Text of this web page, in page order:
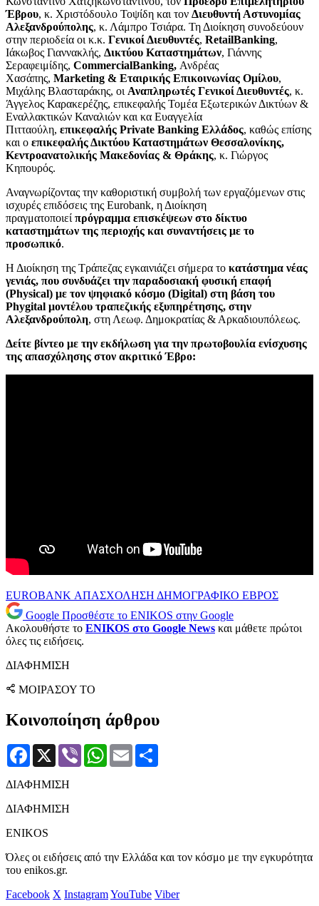
Έβρου, κ. Χριστόδουλο Τοψίδη και τον Διευθυντή Αστυνομίας
Αλεξανδρούπολης, κ. Λάμπρο Τσιάρα. Τη Διοίκηση συνοδεύουν
στην περιοδεία οι κ.κ. Γενικοί Διευθυντές, RetailBanking,
Ιάκωβος Γιαννακλής, Δικτύου Καταστημάτων, Γιάννης
Σεραφειμίδης, CommercialBanking, Ανδρέας
Χασάπης, Marketing & Εταιρικής Επικοινωνίας Ομίλου,
Μιχάλης Βλασταράκης, οι Αναπληρωτές Γενικοί Διευθυντές, κ.
Άγγελος Καρακερέζης, επικεφαλής Τομέα Εξωτερικών Δικτύων &
Εναλλακτικών Καναλιών και κα Ευαγγελία
Πιτταούλη, επικεφαλής Private Banking Ελλάδος, καθώς επίσης
και ο επικεφαλής Δικτύου Καταστημάτων Θεσσαλονίκης,
Κεντροανατολικής Μακεδονίας & Θράκης, κ. Γιώργος
Κηπουρός.
Αναγνωρίζοντας την καθοριστική συμβολή των εργαζόμενων στις
ισχυρές επιδόσεις της Eurobank, η Διοίκηση
πραγματοποιεί πρόγραμμα επισκέψεων στο δίκτυο
καταστημάτων της περιοχής και συναντήσεις με το
προσωπικό.
Η Διοίκηση της Τράπεζας εγκαινιάζει σήμερα το κατάστημα νέας
γενιάς, που συνδυάζει την παραδοσιακή φυσική επαφή
(Physical) με τον ψηφιακό κόσμο (Digital) στη βάση του
Phygital μοντέλου τραπεζικής εξυπηρέτησης, στην
Αλεξανδρούπολη, στη Λεωφ. Δημοκρατίας & Αρκαδιουπόλεως.
Δείτε βίντεο με την εκδήλωση για την πρωτοβουλία ενίσχυσης
της απασχόλησης στον ακριτικό Έβρο:
EUROBANK ΑΠΑΣΧΟΛΗΣΗ ΔΗΜΟΓΡΑΦΙΚΟ ΕΒΡΟΣ
Google Προσθέστε το ENIKOS στην Google
Ακολουθήστε το ENIKOS στο Google News και μάθετε πρώτοι
όλες τις ειδήσεις.
ΔΙΑΦΗΜΙΣΗ
ΜΟΙΡΑΣΟΥ ΤΟ
Κοινοποίηση άρθρου
Facebook
X Viber WhatsApp
Email
ΔΙΑΦΗΜΙΣΗ
ΔΙΑΦΗΜΙΣΗ
ENIKOS
Όλες οι ειδήσεις από την Ελλάδα και τον κόσμο με την εγκυρότητα
του enikos.gr.
Facebook X InstagramYouTube Viber